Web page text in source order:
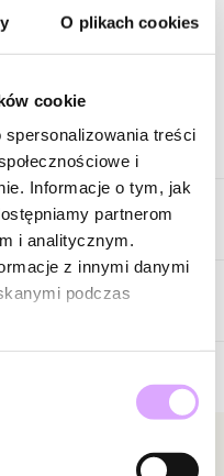
O plikach cookies
cookie
treści
i
Informacje o tym, jak
partnerom
i analitycznym.
z innymi danymi
podczas
subtelnym pięknem
z pastelowymi
różu, tworząc lekką,
charakterze.
w kształcie czterolistnej
i pozytywną energię.
Starannie dobrane kolory
pięknie prezentuje się